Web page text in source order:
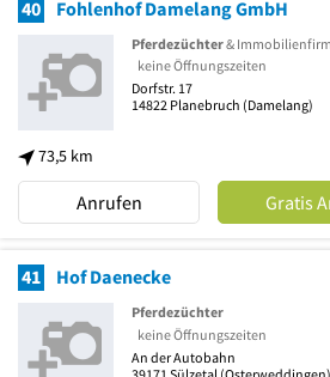
40 Fohlenhof Damelang GmbH
73,5 km
Pferdezüchter&
keine Öffnungszeiten
Dorfstr. 17
14822 Planebruch (Damelang)
Anrufen Gratis
41 Hof Daenecke
Pferdezüchter
keine Öffnungszeiten
An der Autobahn